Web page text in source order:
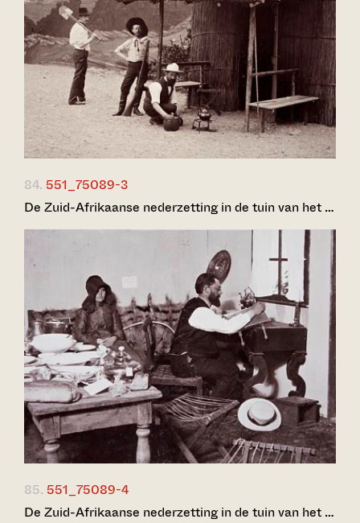
84. 551_75089-3
De Zuid-Afrikaanse nederzetting in de tuin van het …
85. 551_75089-4
De Zuid-Afrikaanse nederzetting in de tuin van het …